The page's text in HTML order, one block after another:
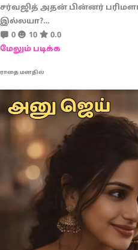
சர்வஜித் அதன் பின்னர்
இல்லயா?…
0
10
0.0
மேலும் படிக்க
ராதை மனதில்